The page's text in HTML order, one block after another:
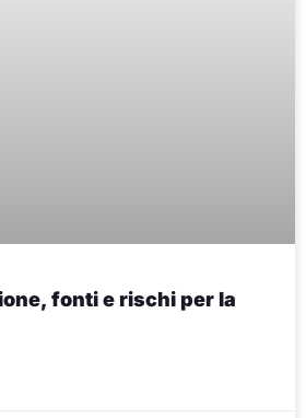
fonti e rischi per la